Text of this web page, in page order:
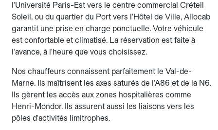
l'Université Paris-Est vers le centre commercial Créteil
Soleil, ou du quartier du Port vers l'Hôtel de Ville, Allocab
garantit une prise en charge ponctuelle. Votre véhicule
est confortable et climatisé. La réservation est faite à
l'avance, à l'heure que vous choisissez.
Nos chauffeurs connaissent parfaitement le Val-de-
Marne. Ils maîtrisent les axes saturés de l'A86 et de la N6.
Ils gèrent les accès aux zones hospitalières comme
Henri-Mondor. Ils assurent aussi les liaisons vers les
pôles d'activités limitrophes.